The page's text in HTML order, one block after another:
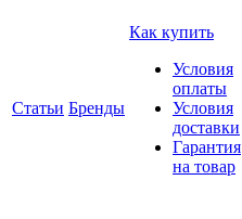
Статьи Бренды
Как купить
Условия
оплаты
Условия
доставки
Гарантия
на товар